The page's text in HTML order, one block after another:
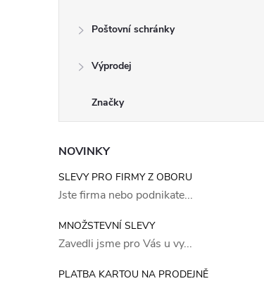
Poštovní schránky
Výprodej
Značky
NOVINKY
SLEVY PRO FIRMY Z OBORU
Jste firma nebo podnikate...
MNOŽSTEVNÍ SLEVY
Zavedli jsme pro Vás u vy...
PLATBA KARTOU NA PRODEJNĚ